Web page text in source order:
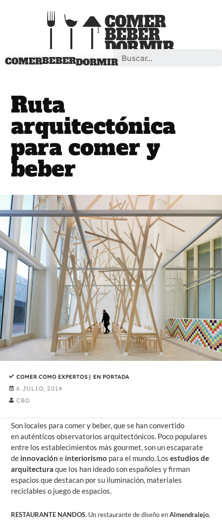
COMERBEBERDORMIR
Search
Ruta
arquitectónica
para comer y
beber
COMER COMO EXPERTOS| EN PORTADA
6 JULIO, 2014
CBD
Son locales para comer y beber, que se han convertido
en auténticos observatorios arquitectónicos. Poco populares
entre los establecimientos más gourmet, son un escaparate
de innovación e interiorismo para el mundo. Losestudios de
arquitectura que los han ideado son españoles y firman
espacios que destacan por su iluminación, materiales
reciclables o juego de espacios.
RESTAURANTE NANDOS. Un restaurante de diseño enAlmendralejo,